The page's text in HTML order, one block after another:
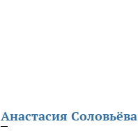
Анастасия Соловьёва